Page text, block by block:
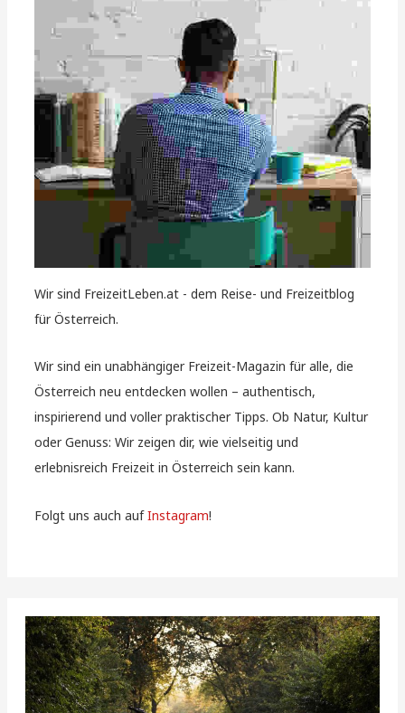
Wir sind FreizeitLeben.at - dem Reise- und Freizeitblog
für Österreich.
Wir sind ein unabhängiger Freizeit-Magazin für alle, die
Österreich neu entdecken wollen – authentisch,
inspirierend und voller praktischer Tipps. Ob Natur, Kultur
oder Genuss: Wir zeigen dir, wie vielseitig und
erlebnisreich Freizeit in Österreich sein kann.
Folgt uns auch aufInstagram!